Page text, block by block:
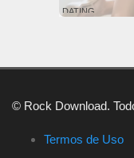
DATING
© Rock Download.
Termos de Uso